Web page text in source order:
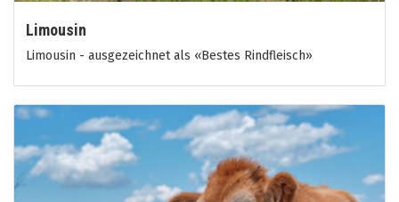
Limousin
Limousin - ausgezeichnet als «Bestes Rindfleisch»